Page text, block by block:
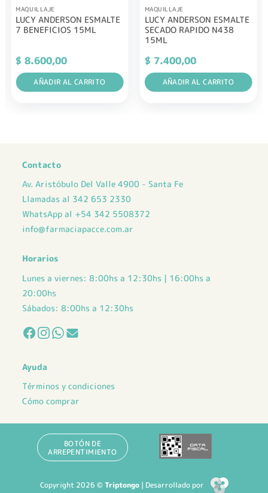
MAQUILLAJE
LUCY ANDERSON ESMALTE
7 BENEFICIOS 15ML
$ 8.600,00
AÑADIR AL CARRITO
MAQUILLAJE
LUCY ANDERSON ESMALTE
SECADO RAPIDO N438
15ML
$ 7.400,00
AÑADIR AL CARRITO
Contacto
Av. Aristóbulo Del Valle 4900 - Santa Fe
Llamadas al 342 653 2330
WhatsApp al +54 342 5508372
info@farmaciapacce.com.ar
Horarios
Lunes a viernes: 8:00hs a 12:30hs | 16:00hs a
20:00hs
Sábados: 8:00hs a 12:30hs
Ayuda
Términos y condiciones
Cómo comprar
BOTÓN DE
ARREPENTIMIENTO
Copyright 2026 ©Triptongo| Desarrollado por